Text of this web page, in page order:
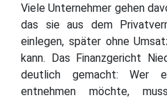
Viele Unternehmer gehen
das sie aus dem
einlegen, später ohne
kann. Das Finanzgericht
deutlich gemacht: Wer
entnehmen möchte,